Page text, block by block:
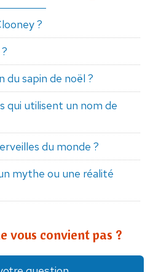
?
du sapin de noël ?
qui utilisent un nom de
du monde ?
mythe ou une réalité
vous convient pas ?